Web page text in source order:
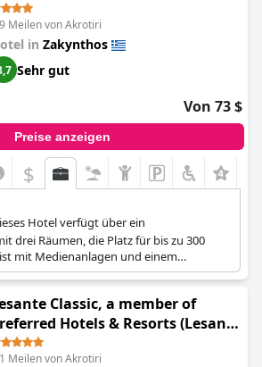
Meilen von Akrotiri
in Zakynthos
Sehr gut
Von 73 $
Preise anzeigen
$
Hotel verfügt über ein
drei Räumen, die Platz für bis zu 300
mit Medienanlagen und einem
Privatsphäre ausgestattet, geeignet für
Classic, a member of
Hotels & Resorts (Lesante
- Preferred Hotels & Resorts)
Meilen von Akrotiri